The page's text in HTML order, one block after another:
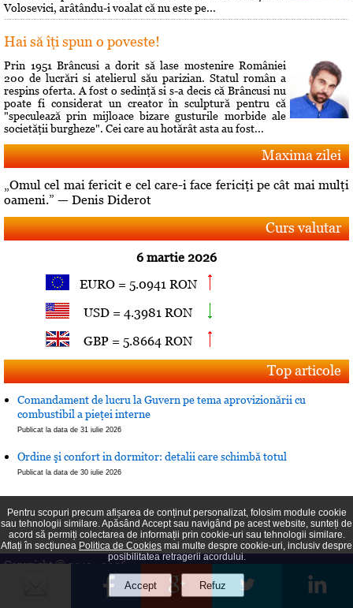
Volosevici, arâtându-i voalat că nu este pe...
Hai să îţi spun o poveste!
Prin 1951 Brâncusi a dorit să lase mostenire României
200 de lucrări si atelierul său parizian. Statul român a
respins oferta. A fost o sedinţă si s-a decis că Brâncusi nu
poate fi considerat un creator în sculptură pentru că
"speculează prin mijloace bizare gusturile morbide ale
societăţii burgheze". Cei care au hotărât asta au fost...
Maxima zilei
„Omul cel mai fericit e cel care-i face fericiţi pe cât mai mulţi
oameni.” — Denis Diderot
Curs valutar
6 martie 2026
EURO = 5.0941 RON
USD = 4.3981 RON
GBP = 5.8664 RON
Top articole
Comandament de lucru la Guvern pe tema aprovizionării cu
combustibil a pieţei interne
Publicat la data de 31 iulie 2026
Ordine şi confort in dormitor: detalii care schimbă totul
Publicat la data de 30 iulie 2026
Copyright © 2013 - 2026
Termeni şi Condiţii | Confidenţialitatea datelor
Pentru scopuri precum afișarea de conținut personalizat, folosim module cookie
sau tehnologii similare. Apăsând Accept sau navigând pe acest website, sunteți de
acord să permiți colectarea de informații prin cookie-uri sau tehnologii similare.
Aflați în secțiunea Politica de Cookies mai multe despre cookie-uri, inclusiv despre
posibilitatea retragerii acordului.